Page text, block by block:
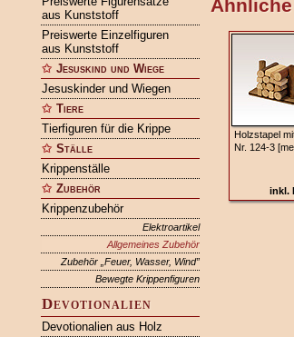
aus Kunststoff
Preiswerte Einzelfiguren
aus Kunststoff
Jesuskind und Wiege
Jesuskinder und Wiegen
Tiere
Tierfiguren für die Krippe
Ställe
Krippenställe
Zubehör
Krippenzubehör
Elektroartikel
Allgemeines Zubehör
Zubehör „Feuer, Wasser, Wind”
Bewegte Krippenfiguren
Devotionalien
Devotionalien aus Holz
Holzstapel
Nr. 124-3
inkl.